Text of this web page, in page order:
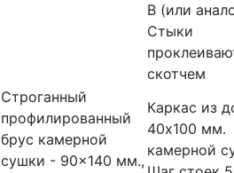
В (или
Стыки
скотчем
Строганный
профилированный
брус камерной
сушки - 90×140 мм.,
Каркас из
40х100 мм.
камерной